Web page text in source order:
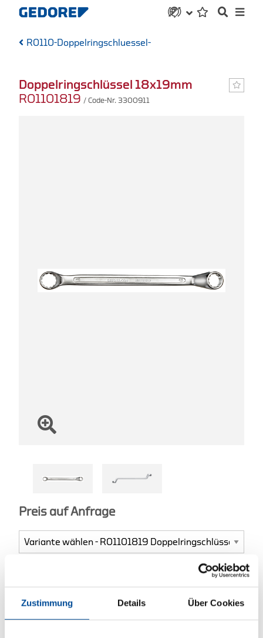
Zustimmung Details Über Cookies
R0110-Doppelringschluessel-
Doppelringschlüssel 18x19mm
R01101819 / Code-Nr. 3300911
Preis auf Anfrage
HÄNDLER FINDEN